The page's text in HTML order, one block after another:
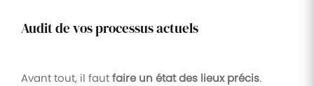
Audit de vos processus actuels
Avant tout, il fautfaire un état des lieux précis.